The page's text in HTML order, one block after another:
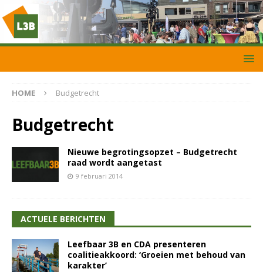
HOME Budgetrecht
Budgetrecht
Nieuwe begrotingsopzet – Budgetrecht
raad wordt aangetast
9 februari 2014
ACTUELE BERICHTEN
Leefbaar 3B en CDA presenteren
coalitieakkoord: ‘Groeien met behoud van
karakter’